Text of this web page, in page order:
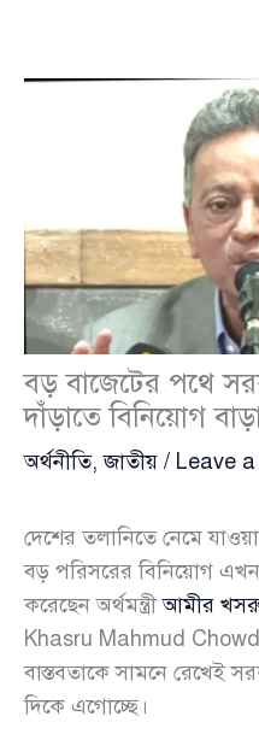
বড় বাজেটের পথে
দাঁড়াতে বিনিয়োগ
অর্থনীতি,জাতীয় / Leave
দেশের তলানিতে নেমে
বড় পরিসরের বিনিয়োগ
করেছেন অর্থমন্ত্রীআমীর
Khasru Mahmud
বাস্তবতাকে সামনে রেখেই
দিকে এগোচ্ছে।